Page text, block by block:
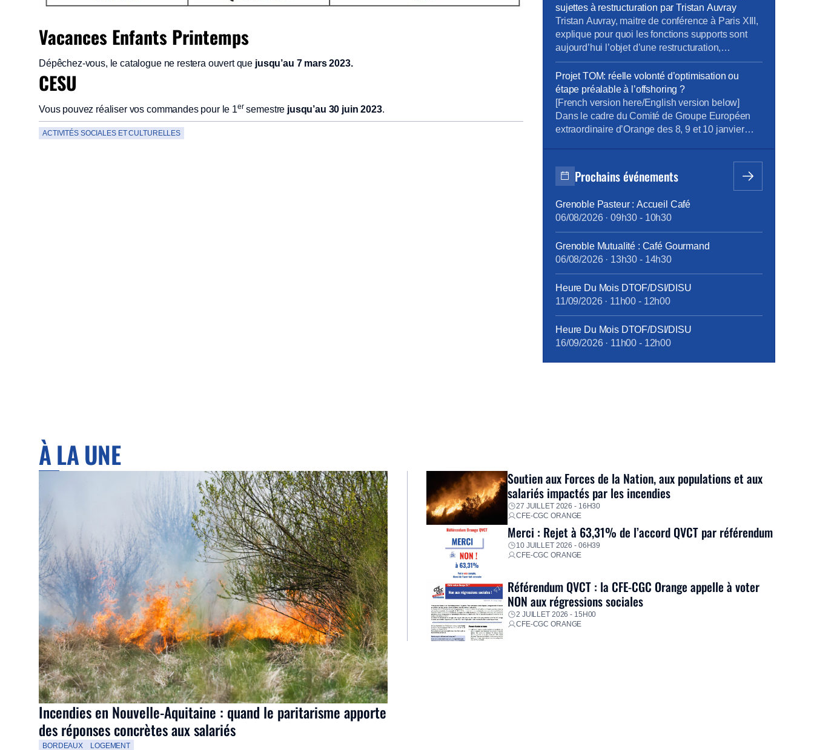
Vacances Enfants Printemps
Dépêchez-vous, le catalogue ne restera ouvert que jusqu’au 7 mars 2023.
CESU
Vous pouvez réaliser vos commandes pour le 1er semestre jusqu’au 30 juin 2023.
ACTIVITÉS SOCIALES ET CULTURELLES
périmètre social dans le cadre de l’enquête
triennale conditions de travail et stress 2024 suite
à l’analyse […]
sujettes à restructuration par Tristan Auvray
Tristan Auvray, maitre de conférence à Paris XIII,
explique pour quoi les fonctions supports sont
aujourd’hui l’objet d’une restructuration,
notamment chez Orange.
Projet TOM: réelle volonté d’optimisation ou
étape préalable à l’offshoring ?
[French version here/English version below]
Dans le cadre du Comité de Groupe Européen
extraordinaire d’Orange des 8, 9 et 10 janvier
d’évolution du modèle organisationnel Finance &
Performance sur le périmètre européen, présenté
Prochains événements
Grenoble Pasteur : Accueil Café
06/08/2026· 09h30 - 10h30
Grenoble Mutualité : Café Gourmand
06/08/2026· 13h30 - 14h30
Heure Du Mois DTOF/DSI/DISU
11/09/2026· 11h00 - 12h00
Heure Du Mois DTOF/DSI/DISU
16/09/2026· 11h00 - 12h00
À LA UNE
Incendies en Nouvelle-Aquitaine : quand le paritarisme apporte
des réponses concrètes aux salariés
BORDEAUX
LOGEMENT
Soutien aux Forces de la Nation, aux populations et aux
salariés impactés par les incendies
27 JUILLET 2026 - 16H30
CFE-CGC ORANGE
Merci : Rejet à 63,31% de l’accord QVCT par référendum
10 JUILLET 2026 - 06H39
CFE-CGC ORANGE
Référendum QVCT : la CFE-CGC Orange appelle à voter
NON aux régressions sociales
2 JUILLET 2026 - 15H00
CFE-CGC ORANGE